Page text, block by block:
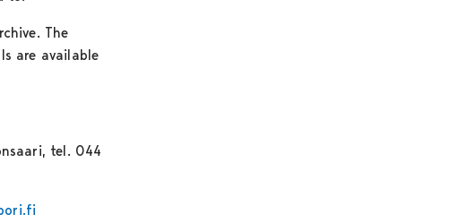
The
are available
tel. 044